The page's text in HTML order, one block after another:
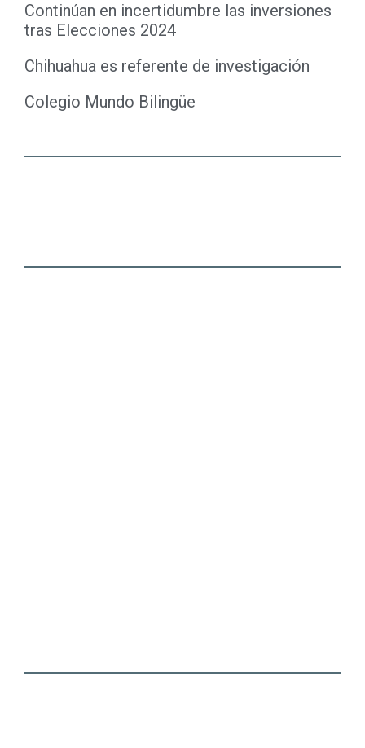
Continúan en incertidumbre las inversiones
tras Elecciones 2024
Chihuahua es referente de investigación
Colegio Mundo Bilingüe